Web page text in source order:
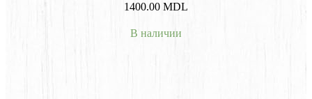
1400.00 MDL
В наличии